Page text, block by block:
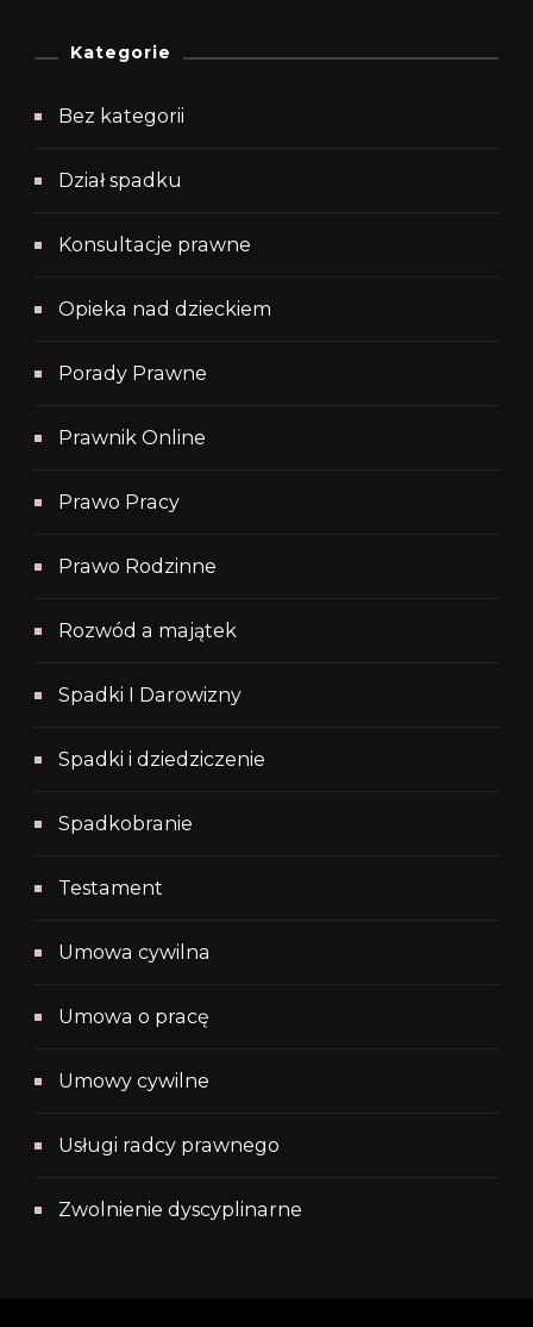
Kategorie
Bez kategorii
Dział spadku
Konsultacje prawne
Opieka nad dzieckiem
Porady Prawne
Prawnik Online
Prawo Pracy
Prawo Rodzinne
Rozwód a majątek
Spadki I Darowizny
Spadki i dziedziczenie
Spadkobranie
Testament
Umowa cywilna
Umowa o pracę
Umowy cywilne
Usługi radcy prawnego
Zwolnienie dyscyplinarne